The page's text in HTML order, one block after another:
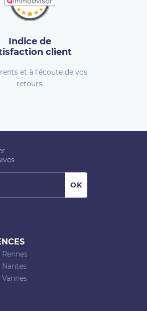
Indice de
client
et à l'écoute de vos
retours.